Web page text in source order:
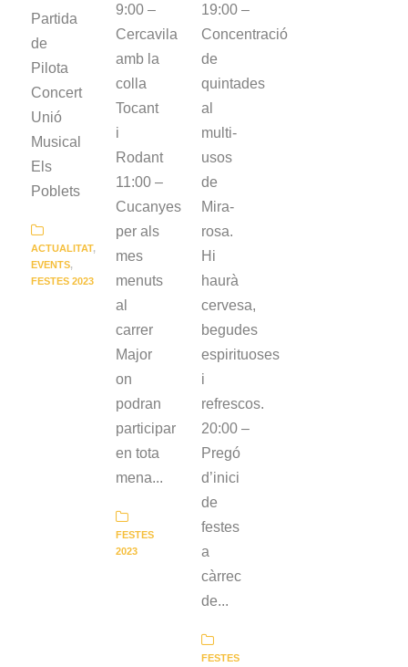
Partida
de
Pilota
Concert
Unió
Musical
Els
Poblets
ACTUALITAT,
EVENTS,
FESTES 2023
9:00 –
Cercavila
amb la
colla
Tocant
i
Rodant
11:00 –
Cucanyes
per als
mes
menuts
al
carrer
Major
on
podran
participar
en tota
mena...
FESTES
2023
19:00 –
Concentració
de
quintades
al
multi-
usos
de
Mira-
rosa.
Hi
haurà
cervesa,
begudes
espirituoses
i
refrescos.
20:00 –
Pregó
d’inici
de
festes
a
càrrec
de...
FESTES